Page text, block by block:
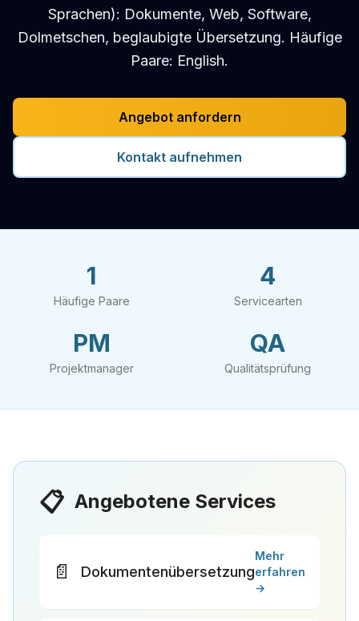
Sprachen): Dokumente, Web, Software,
Dolmetschen, beglaubigte Übersetzung. Häufige
Paare: English.
Angebot anfordern
Kontakt aufnehmen
1
Häufige Paare
4
Servicearten
PM
Projektmanager
QA
Qualitätsprüfung
📋 Angebotene Services
📄 Dokumentenübersetzung
Mehr
erfahren
→